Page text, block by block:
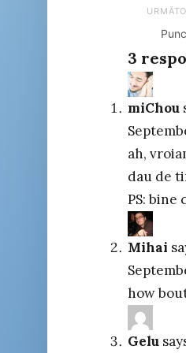
3
miChou
ah,
dau de
PS: bine
Mihai
how
Gelu